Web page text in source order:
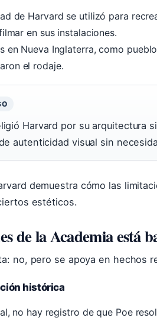
de Harvard se utilizó para
en sus instalaciones.
en Nueva Inglaterra, como
el rodaje.
Harvard por su arquitectura
autenticidad visual sin
demuestra cómo las
estéticos.
de la Academia está
no, pero se apoya en hechos
histórica
no hay registro de que Poe